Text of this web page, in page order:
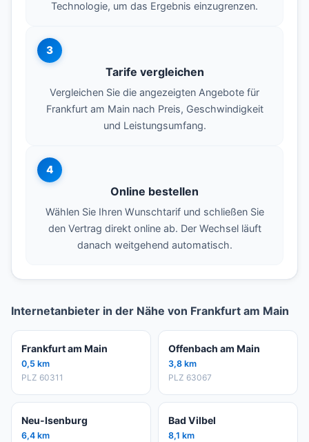
Technologie, um das Ergebnis einzugrenzen.
3
Tarife vergleichen
Vergleichen Sie die angezeigten Angebote für
Frankfurt am Main nach Preis, Geschwindigkeit
und Leistungsumfang.
4
Online bestellen
Wählen Sie Ihren Wunschtarif und schließen Sie
den Vertrag direkt online ab. Der Wechsel läuft
danach weitgehend automatisch.
Internetanbieter in der Nähe von Frankfurt am Main
Frankfurt am Main
0,5 km
PLZ 60311
Offenbach am Main
3,8 km
PLZ 63067
Neu-Isenburg
6,4 km
Bad Vilbel
8,1 km